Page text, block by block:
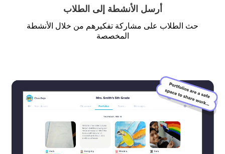
أرسل الأنشطة إلى الطلاب
حث الطلاب على مشاركة تفكيرهم من خلال الأنشطة
المخصصة